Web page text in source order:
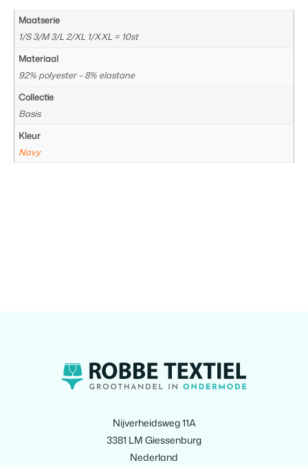
Maatserie
1/S 3/M 3/L 2/XL 1/XXL = 10st
Materiaal
92% polyester – 8% elastane
Collectie
Basis
Kleur
Navy
Nijverheidsweg 11A
3381 LM Giessenburg
Nederland